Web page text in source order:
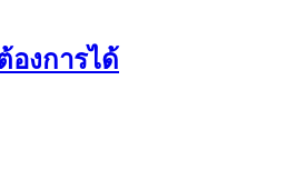
องการได้